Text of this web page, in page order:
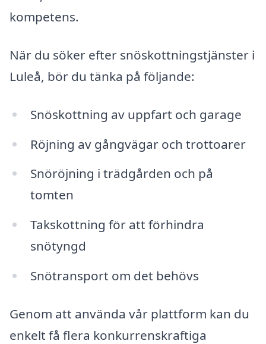
kompetens.
När du söker efter snöskottningstjänster i
Luleå, bör du tänka på följande:
Snöskottning av uppfart och garage
Röjning av gångvägar och trottoarer
Snöröjning i trädgården och på
tomten
Takskottning för att förhindra
snötyngd
Snötransport om det behövs
Genom att använda vår plattform kan du
enkelt få flera konkurrenskraftiga